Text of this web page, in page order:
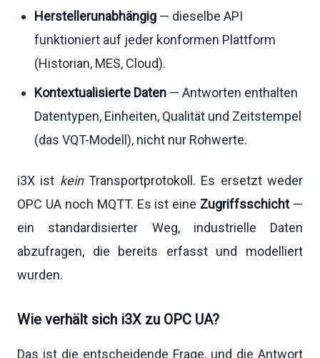
Herstellerunabhängig — dieselbe API
funktioniert auf jeder konformen Plattform
(Historian, MES, Cloud).
Kontextualisierte Daten — Antworten enthalten
Datentypen, Einheiten, Qualität und Zeitstempel
(das VQT-Modell), nicht nur Rohwerte.
i3X ist keinTransportprotokoll. Es ersetzt weder
OPC UA noch MQTT. Es ist eine Zugriffsschicht—
ein standardisierter Weg, industrielle Daten
abzufragen, die bereits erfasst und modelliert
wurden.
Wie verhält sich i3X zu OPC UA?
Das ist die entscheidende Frage, und die Antwort